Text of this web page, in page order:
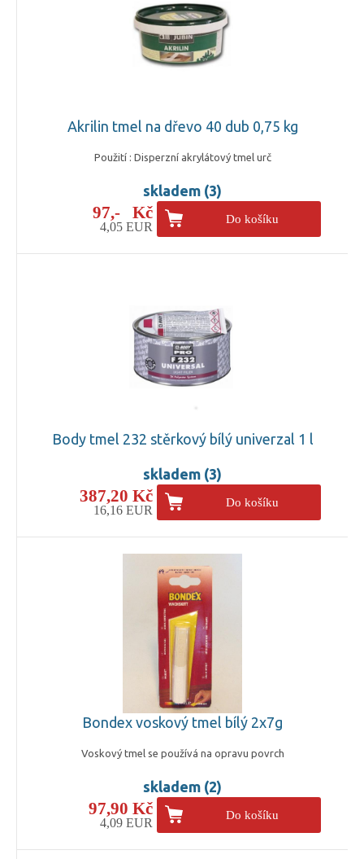
Akrilin tmel na dřevo 40 dub 0,75 kg
Použití : Disperzní akrylátový tmel urč
skladem (3)
97,- Kč
4,05 EUR
Do košíku
Body tmel 232 stěrkový bílý univerzal 1 l
skladem (3)
387,20 Kč
16,16 EUR
Do košíku
Bondex voskový tmel bílý 2x7g
Voskový tmel se používá na opravu povrch
skladem (2)
97,90 Kč
4,09 EUR
Do košíku